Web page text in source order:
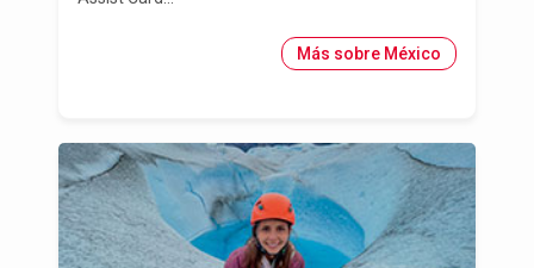
Más sobre México